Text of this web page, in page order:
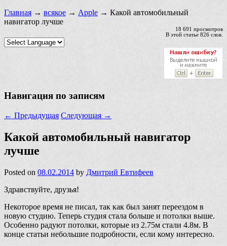
Главная → всякое → Apple → Какой автомобильный
навигатор лучше
18 691 просмотров
В этой статье 826 слов.
Навигация по записям
← Предыдущая Следующая →
Какой автомобильный навигатор
лучше
Posted on 08.02.2014 by Дмитрий Евтифеев
Здравствуйте, друзья!
Некоторое время не писал, так как был занят переездом в
новую студию. Теперь студия стала больше и потолки выше.
Особенно радуют потолки, которые из 2.75м стали 4.8м. В
конце статьи небольшие подробности, если кому интересно.